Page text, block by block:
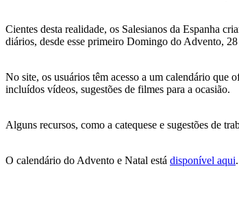
Cientes desta realidade, os Salesianos da Espanha
diários, desde esse primeiro Domingo do Advento,
No site, os usuários têm acesso a um calendário que
incluídos vídeos, sugestões de filmes para a ocasião.
Alguns recursos, como a catequese e sugestões de
O calendário do Advento e Natal está disponível aqui.